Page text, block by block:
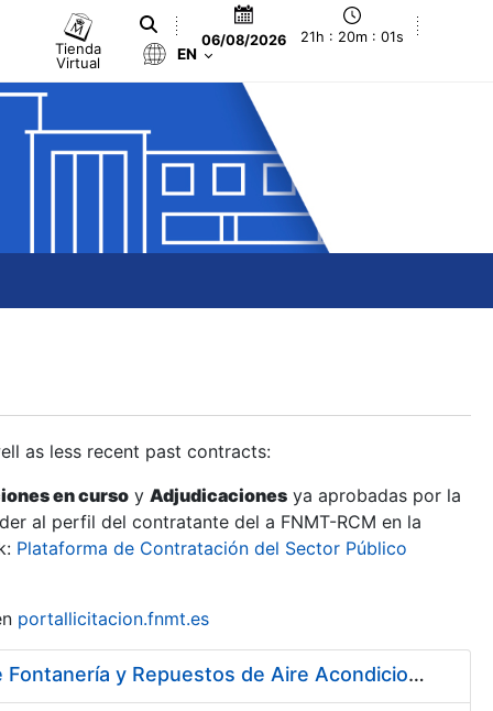
Tienda
Virtual
06/08/2026 21h : 20m : 02s
EN
as less recent past contracts:
en curso y Adjudicaciones ya aprobadas por la
al perfil del contratante del a FNMT-RCM en la
Plataforma de Contratación del Sector Público
portallicitacion.fnmt.es
Contratación de Contrato Marco para el Suministro de Material de Fontanería y Repuestos de Aire Acondicionado, bienio 2018-2019